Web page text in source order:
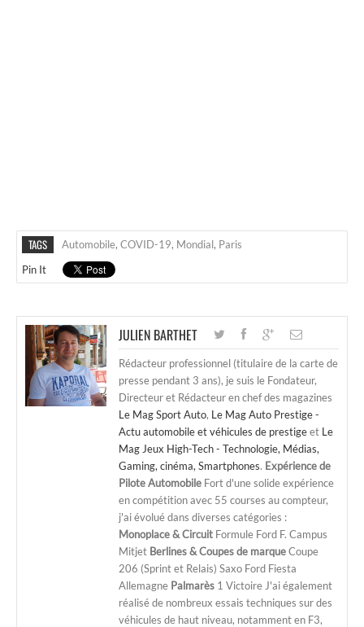
TAGS Automobile, COVID-19, Mondial, Paris
Pin It
JULIEN BARTHET
Rédacteur professionnel (titulaire de la carte de
presse pendant 3 ans), je suis le Fondateur,
Directeur et Rédacteur en chef des magazines
Le Mag Sport Auto, Le Mag Auto Prestige -
Actu automobile et véhicules de prestigeet Le
Mag Jeux High-Tech - Technologie, Médias,
Gaming, cinéma, Smartphones. Expérience de
Pilote Automobile Fort d'une solide expérience
en compétition avec 55 courses au compteur,
j'ai évolué dans diverses catégories :
Monoplace & Circuit Formule Ford F. Campus
Mitjet Berlines & Coupes de marqueCoupe
206 (Sprint et Relais) Saxo Ford Fiesta
Allemagne Palmarès 1 Victoire J'ai également
réalisé de nombreux essais techniques sur des
véhicules de haut niveau, notamment en F3,